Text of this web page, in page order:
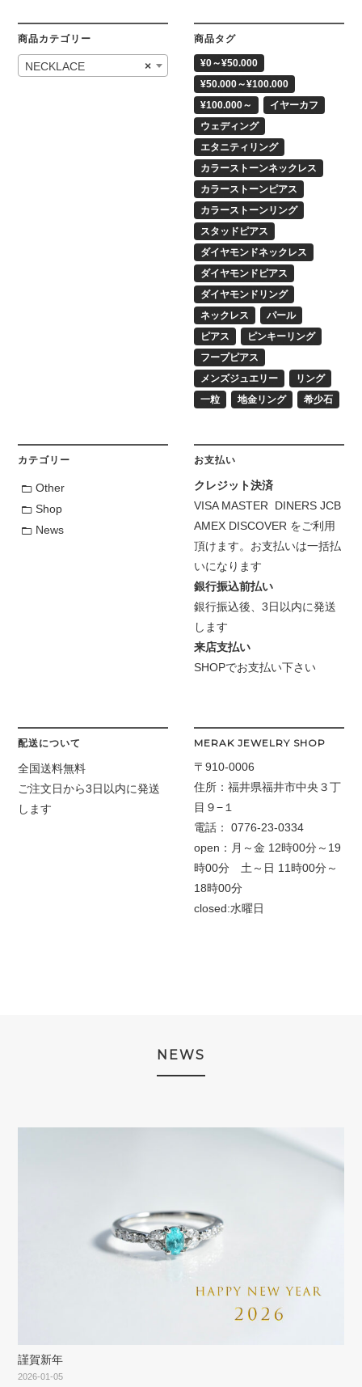
商品カテゴリー
×
NECKLACE
商品タグ
¥0～¥50.000
¥50.000～¥100.000
¥100.000～
イヤーカフ
ウェディング
エタニティリング
カラーストーンネックレス
カラーストーンピアス
カラーストーンリング
スタッドピアス
ダイヤモンドネックレス
ダイヤモンドピアス
ダイヤモンドリング
ネックレス
パール
ピアス
ピンキーリング
フープピアス
メンズジュエリー
リング
一粒
地金リング 希少石
カテゴリー
Other
Shop
News
お支払い
クレジット決済
VISA MASTER DINERS JCB
AMEX DISCOVER をご利用
頂けます。お支払いは一括払
いになります
銀行振込前払い
銀行振込後、3日以内に発送
します
来店支払い
SHOPでお支払い下さい
配送について
全国送料無料
ご注文日から3日以内に発送
します
MERAK JEWELRY SHOP
〒910-0006
住所：福井県福井市中央３丁
目９−１
電話：0776-23-0334
open：月～金 12時00分～19
時00分 土～日 11時00分～
18時00分
closed:水曜日
NEWS
謹賀新年
2026-01-05